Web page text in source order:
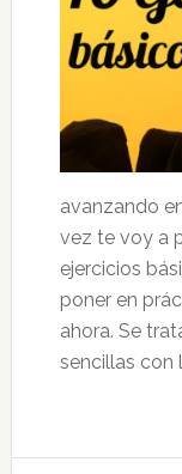
avanzando
vez te voy a
ejercicios
poner en
ahora. Se
sencillas con